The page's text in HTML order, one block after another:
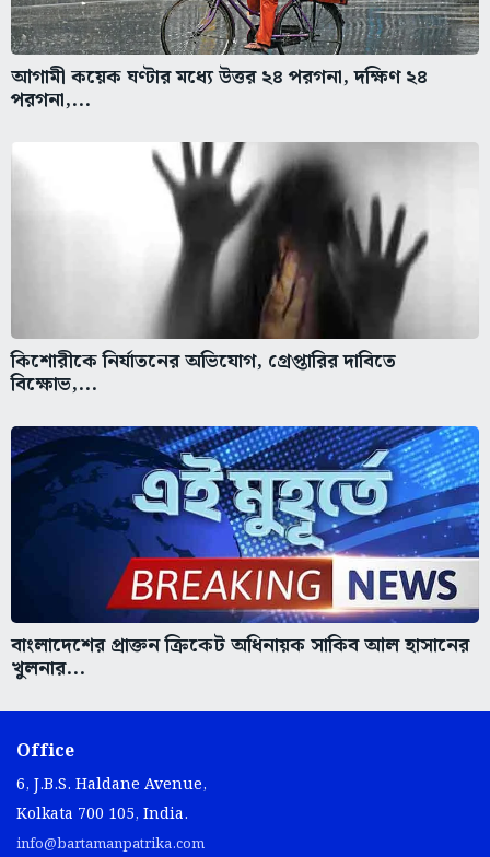
আগামী কয়েক ঘণ্টার মধ্যে উত্তর ২৪ পরগনা, দক্ষিণ ২৪
পরগনা,...
কিশোরীকে নির্যাতনের অভিযোগ, গ্রেপ্তারির দাবিতে
বিক্ষোভ,...
বাংলাদেশের প্রাক্তন ক্রিকেট অধিনায়ক সাকিব আল হাসানের
খুলনার...
Office
6, J.B.S. Haldane Avenue,
Kolkata 700 105, India.
info@bartamanpatrika.com